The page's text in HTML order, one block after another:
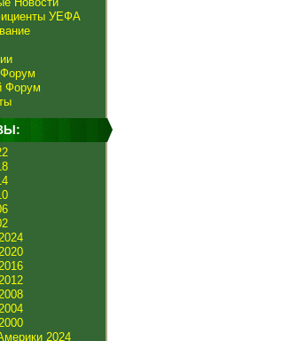
УЕФА
Форум
2024